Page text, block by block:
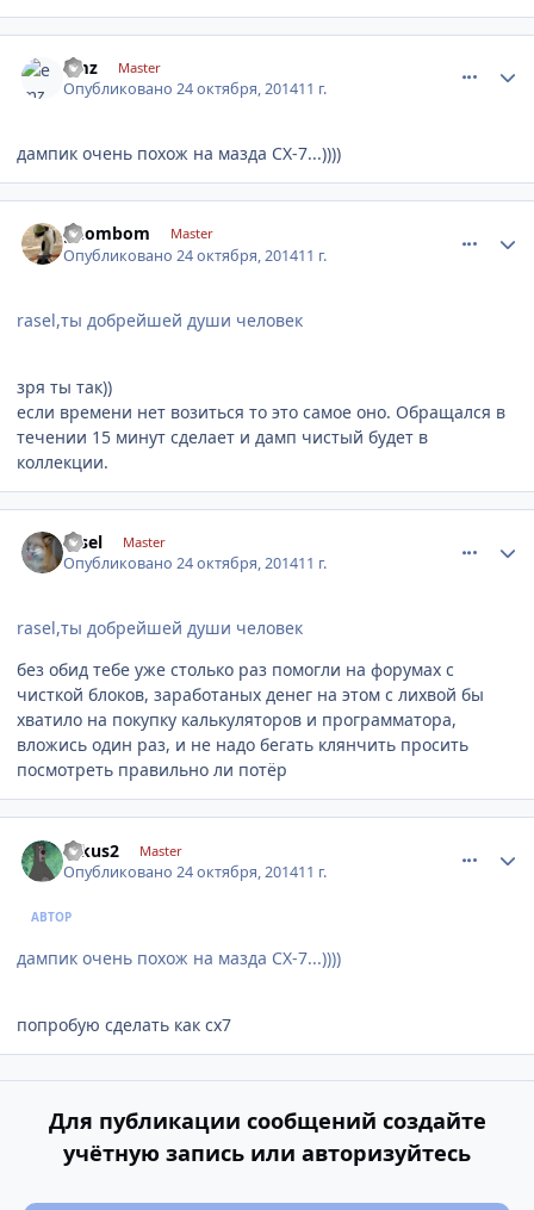
emz Master
Опубликовано24 октября, 201411 г.
дампик очень похож на мазда CX-7...))))
gnombom Master
Опубликовано24 октября, 201411 г.
rasel,ты добрейшей души человек
зря ты так))
если времени нет возиться то это самое оно. Обращался в
течении 15 минут сделает и дамп чистый будет в
коллекции.
rasel Master
Опубликовано24 октября, 201411 г.
rasel,ты добрейшей души человек
без обид тебе уже столько раз помогли на форумах с
чисткой блоков, заработаных денег на этом с лихвой бы
хватило на покупку калькуляторов и программатора,
вложись один раз, и не надо бегать клянчить просить
посмотреть правильно ли потёр
fokus2 Master
Опубликовано24 октября, 201411 г.
АВТОР
дампик очень похож на мазда CX-7...))))
попробую сделать как cx7
Для публикации сообщений создайте
учётную запись или авторизуйтесь